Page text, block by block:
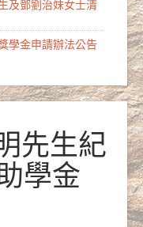
及鄧劉治妹女士清
學金申請辦法公告
先生紀
學金